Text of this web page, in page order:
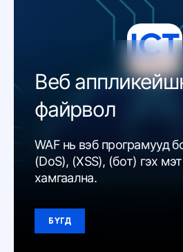
Веб
файрвол
WAF нь вэб програмууд
(DoS), (XSS), (бот) гэх
хамгаална.
БҮГД